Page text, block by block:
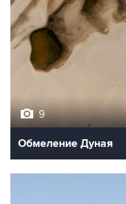
9
Обмеление Дуная